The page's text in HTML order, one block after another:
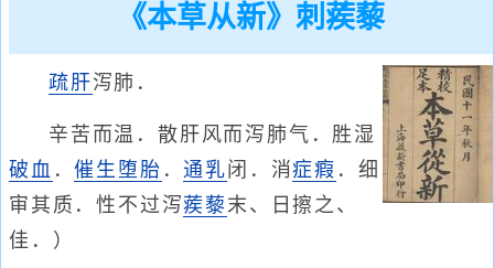
《本草从新》刺蒺藜
疏肝泻肺．
辛苦而温．散肝风而泻肺气．胜湿
破血 ．催生 堕胎 ．通乳闭．消症瘕 ．细
审其质．性不过泻蒺藜末、日擦之、
佳．）